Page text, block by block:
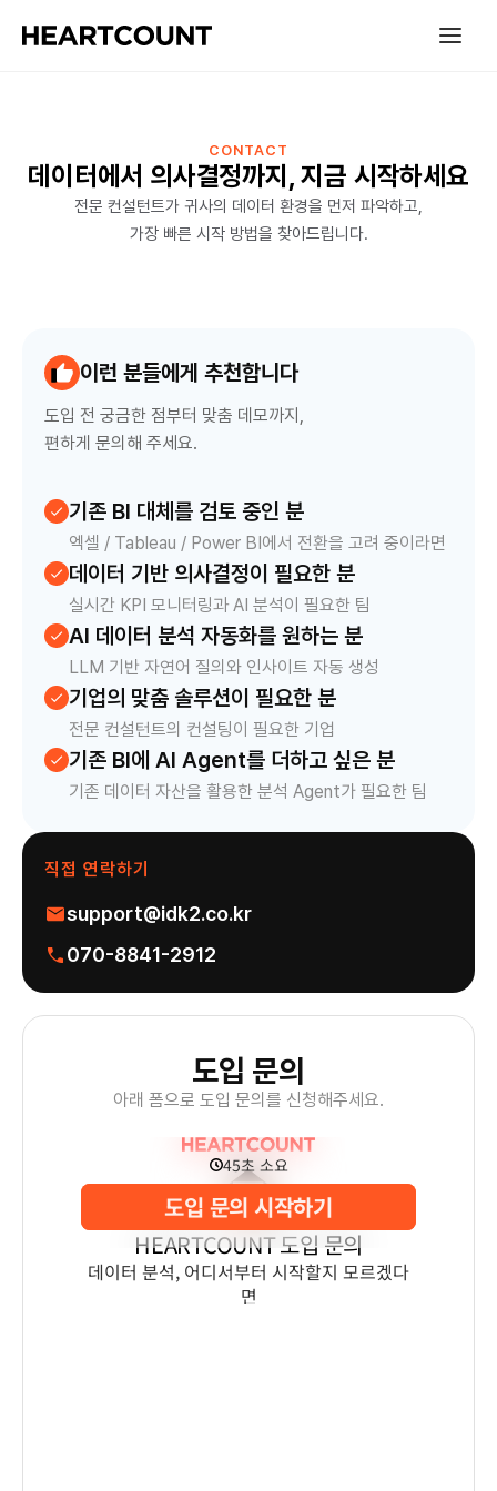
CONTACT
데이터에서 의사결정까지, 지금 시작하세요
전문 컨설턴트가 귀사의 데이터 환경을 먼저 파악하고,
가장 빠른 시작 방법을 찾아드립니다.
이런 분들에게 추천합니다
도입 전 궁금한 점부터 맞춤 데모까지,
편하게 문의해 주세요.
check 기존 BI 대체를 검토 중인 분
엑셀 / Tableau / Power BI에서 전환을 고려 중이라면
check 데이터 기반 의사결정이 필요한 분
실시간 KPI 모니터링과 AI 분석이 필요한 팀
check AI 데이터 분석 자동화를 원하는 분
LLM 기반 자연어 질의와 인사이트 자동 생성
check 기업의 맞춤 솔루션이 필요한 분
전문 컨설턴트의 컨설팅이 필요한 기업
check 기존 BI에 AI Agent를 더하고 싶은 분
기존 데이터 자산을 활용한 분석 Agent가 필요한 팀
직접 연락하기
support@idk2.co.kr
070-8841-2912
도입 문의
아래 폼으로 도입 문의를 신청해주세요.